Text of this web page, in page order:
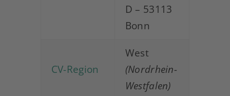
D – 53113
Bonn
CV-Region
West
(Nordrhein-
Westfalen)